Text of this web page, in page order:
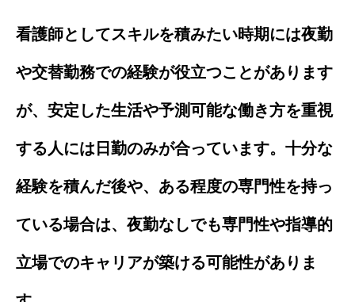
看護師としてスキルを積みたい時期には夜勤
や交替勤務での経験が役立つことがあります
が、安定した生活や予測可能な働き方を重視
する人には日勤のみが合っています。十分な
経験を積んだ後や、ある程度の専門性を持っ
ている場合は、夜勤なしでも専門性や指導的
立場でのキャリアが築ける可能性がありま